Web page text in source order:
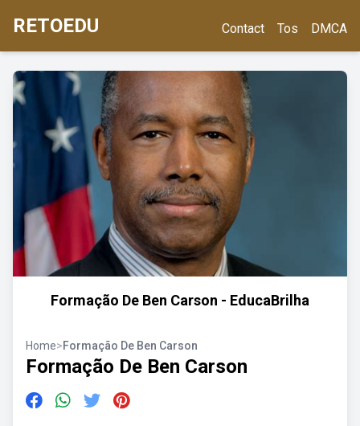
RETOEDU Contact Tos DMCA
Formação De Ben Carson - EducaBrilha
Home>Formação De Ben Carson
Formação De Ben Carson